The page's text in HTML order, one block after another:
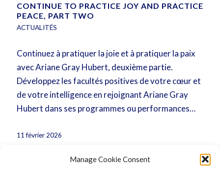
Manage Cookie Consent
CONTINUE TO PRACTICE JOY AND PRACTICE
PEACE, PART TWO
ACTUALITÉS
Continuez à pratiquer la joie et à pratiquer la paix
avec Ariane Gray Hubert, deuxième partie.
Développez les facultés positives de votre cœur et
de votre intelligence en rejoignant Ariane Gray
Hubert dans ses programmes ou performances…
11 février 2026